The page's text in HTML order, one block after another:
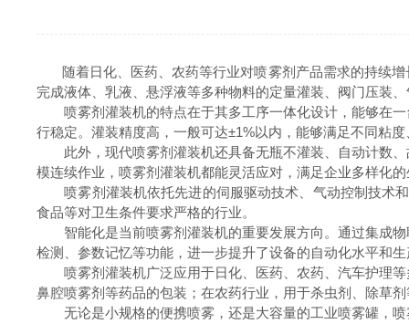
随着日化、医药、农药等行业对喷雾剂产品需求的持续增
完成液体、乳液、悬浮液等多种物料的定量灌装、阀门压装
喷雾剂灌装机的特点在于其多工序一体化设计，能够在一
行稳定。灌装精度高，一般可达±1%以内，能够满足不同粘
此外，现代喷雾剂灌装机还具备无瓶不灌装、自动计数、
模连续作业，喷雾剂灌装机都能灵活应对，满足企业多样化
喷雾剂灌装机依托先进的伺服驱动技术、气动控制技术和
食品等对卫生条件要求严格的行业。
智能化是当前喷雾剂灌装机的重要发展方向。通过集成物
检测、参数记忆等功能，进一步提升了设备的自动化水平和
喷雾剂灌装机广泛应用于日化、医药、农药、汽车护理等
鼻腔喷雾剂等药品的包装；在农药行业，用于杀虫剂、除草
无论是小规格的便携喷雾，还是大容量的工业喷雾罐，喷